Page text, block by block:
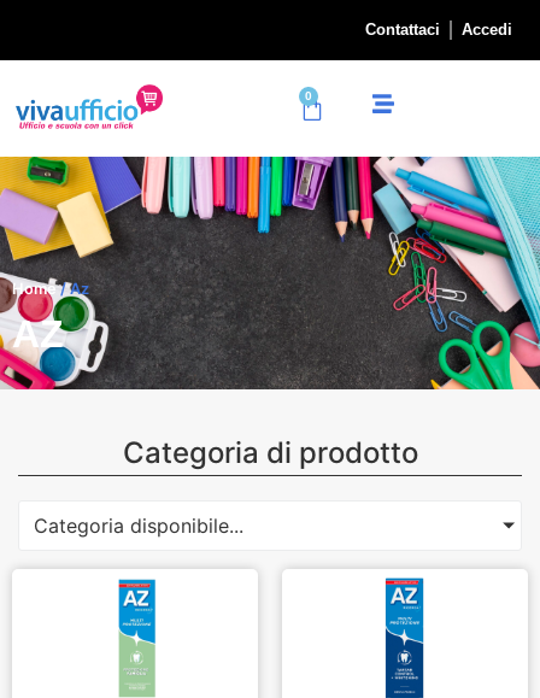
Contattaci Accedi
0
Home/ Az
AZ
Categoria di prodotto
Categoria disponibile...